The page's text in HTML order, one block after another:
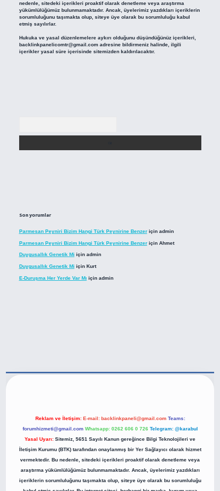
nedenle, sitedeki içerikleri proaktif olarak denetleme veya araştırma
yükümlülüğümüz bulunmamaktadır. Ancak, üyelerimiz yazdıkları içeriklerin
sorumluluğunu taşımakta olup, siteye üye olarak bu sorumluluğu kabul
etmiş sayılırlar.
Hukuka ve yasal düzenlemelere aykırı olduğunu düşündüğünüz içerikleri,
backlinkpanelicomtr@gmail.comadresine bildirmeniz halinde, ilgili
içerikler yasal süre içerisinde sitemizden kaldırılacaktır.
Son yorumlar
Parmesan Peyniri Bizim Hangi Türk Peynirine Benzeriçin admin
Parmesan Peyniri Bizim Hangi Türk Peynirine Benzeriçin Ahmet
Duygusallık Genetik Mi için admin
Duygusallık Genetik Mi için Kurt
E-Duruşma Her Yerde Var Mı için admin
Reklam ve İletişim: E-mail: backlinkpaneli@gmail.com Teams:
forumhizmeti@gmail.com Whatsapp: 0262 606 0 726 Telegram: @karabul
Yasal Uyarı: Sitemiz, 5651 Sayılı Kanun gereğince Bilgi Teknolojileri ve
İletişim Kurumu (BTK) tarafından onaylanmış bir Yer Sağlayıcı olarak hizmet
vermektedir. Bu nedenle, sitedeki içerikleri proaktif olarak denetleme veya
araştırma yükümlülüğümüz bulunmamaktadır. Ancak, üyelerimiz yazdıkları
içeriklerin sorumluluğunu taşımakta olup, siteye üye olarak bu sorumluluğu